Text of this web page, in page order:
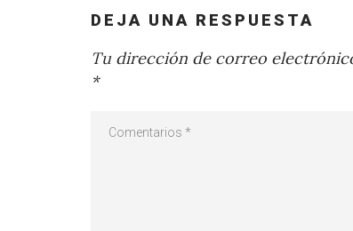
DEJA UNA RESPUESTA
Tu dirección de correo
*